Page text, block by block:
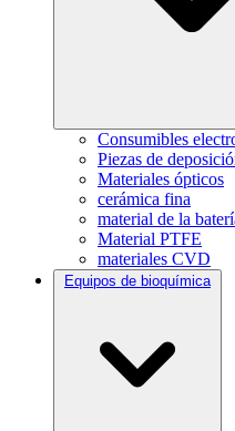
Consumibles
Piezas de
Materiales ópticos
cerámica fina
material de la
Material PTFE
materiales CVD
Equipos de bioquímica